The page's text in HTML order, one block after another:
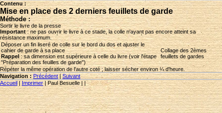
Contenu :
Mise en place des 2 derniers feuillets de garde
Méthode:
Sortir le livre de la presse
Important: ne pas ouvrir le livre à ce stade, la colle n'ayant pas encore atteint sa
résistance maximum.
Déposer un fin liseré de colle sur le bord du dos et ajuster le
cahier de garde à sa place
Rappel: sa dimension est supérieure à celle du livre (voir l'étape
"Préparation des feuilles de garde")
Collage des 2èmes
feuillets de gardes
Répéter la même opération de l'autre coté ; laisser sécher environ ¼ d'heure.
Navigation :Précédent|Suivant
Accueil| Imprimer|Paul Besuelle ||